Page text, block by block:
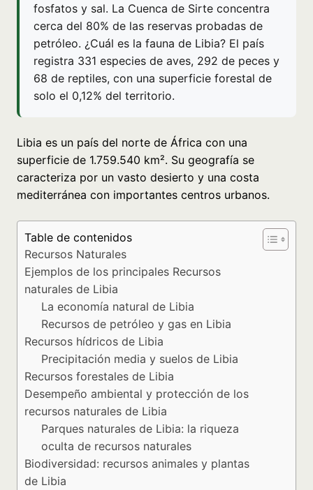
fosfatos y sal. La Cuenca de Sirte concentra
cerca del 80% de las reservas probadas de
petróleo. ¿Cuál es la fauna de Libia? El país
registra 331 especies de aves, 292 de peces y
68 de reptiles, con una superficie forestal de
solo el 0,12% del territorio.
Libia es un país del norte de África con una
superficie de 1.759.540 km². Su geografía se
caracteriza por un vasto desierto y una costa
mediterránea con importantes centros urbanos.
Table de contenidos
Recursos Naturales
Ejemplos de los principales Recursos
naturales de Libia
La economía natural de Libia
Recursos de petróleo y gas en Libia
Recursos hídricos de Libia
Precipitación media y suelos de Libia
Recursos forestales de Libia
Desempeño ambiental y protección de los
recursos naturales de Libia
Parques naturales de Libia: la riqueza
oculta de recursos naturales
Biodiversidad: recursos animales y plantas
de Libia